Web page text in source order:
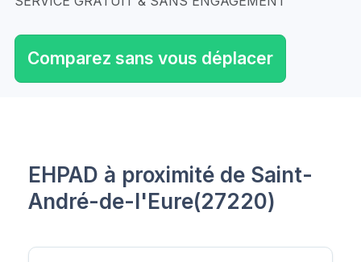
Comparez sans vous déplacer
EHPAD à proximité de Saint-
André-de-l'Eure(27220)